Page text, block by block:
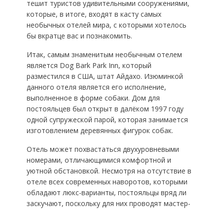
тешит туристов удивительными сооружениями,
которые, в итоге, входят в касту самых
необычных отелей мира, с которыми хотелось
бы вкратце вас и познакомить.
Итак, самым знаменитым необычным отелем
является Dog Bark Park Inn, который
разместился в США, штат Айдахо. Изюминкой
данного отеля является его исполнение,
выполненное в форме собаки. Дом для
постояльцев был открыт в далёком 1997 году
одной супружеской парой, которая занимается
изготовлением деревянных фигурок собак.
Отель может похвастаться двухуровневыми
номерами, отличающимися комфортной и
уютной обстановкой. Несмотря на отсутствие в
отеле всех современных наворотов, которыми
обладают люкс-варианты, постояльцы вряд ли
заскучают, поскольку для них проводят мастер-